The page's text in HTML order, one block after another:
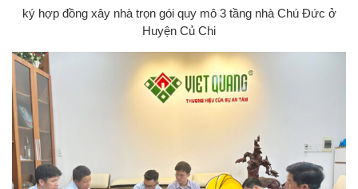
ký hợp đồng xây nhà trọn gói quy mô 3 tầng nhà Chú Đức ở
Huyện Củ Chi